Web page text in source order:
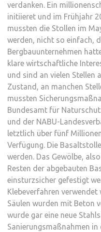
–
Foto:
Andreas
Kiefer
Kiefer
verdanken. Ein
initiieret und im Frühjahr
mussten die Stollen im
werden, nicht so einfach,
Bergbauunternehmen
klare wirtschaftliche
und sind an vielen Stellen
Zustand, an manchen
mussten
Bundesamt für
und der NABU-
letztlich über fünf
Verfügung. Die
werden. Das Gewölbe,
Resten der abgebauten
einsturzsicher gefestigt
Klebeverfahren
Säulen wurden mit Beton
wurde gar eine neue
Sanierungsmaßnahmen